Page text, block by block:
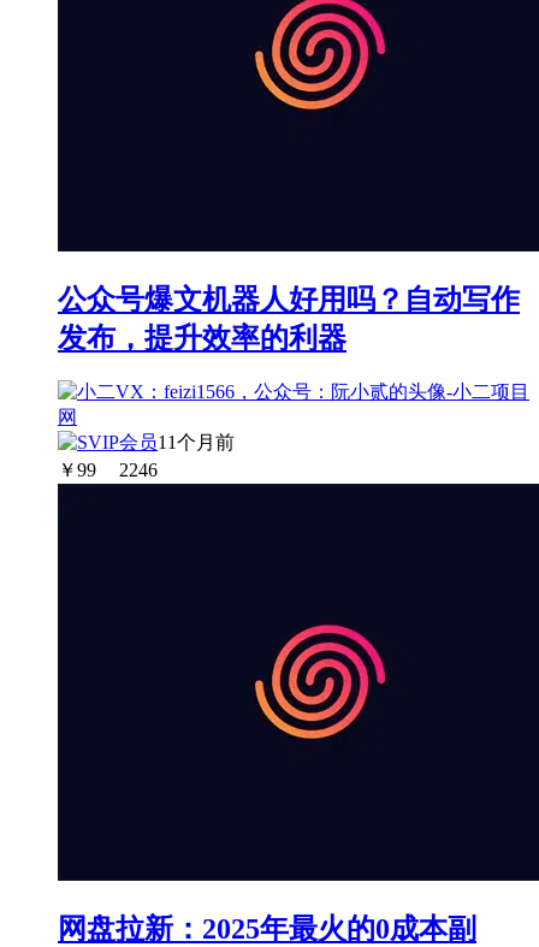
公众号爆文机器人好用吗？自动写作
发布，提升效率的利器
11个月前
￥99 2246
网盘拉新：2025年最火的0成本副